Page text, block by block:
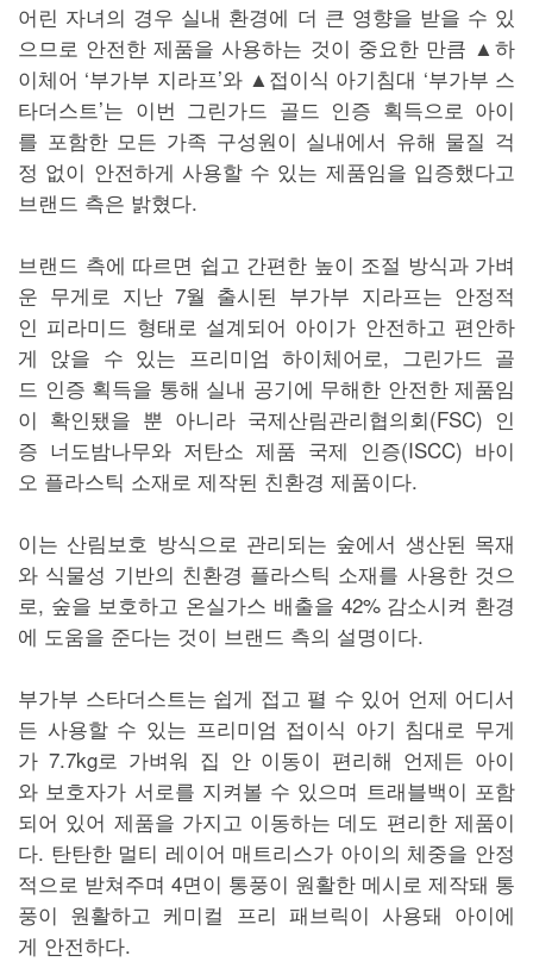
어린 자녀의 경우 실내 환경에 더 큰 영향을 받을 수 있
으므로 안전한 제품을 사용하는 것이 중요한 만큼 ▲하
이체어 ‘부가부 지라프’와 ▲접이식 아기침대 ‘부가부 스
타더스트’는 이번 그린가드 골드 인증 획득으로 아이
를 포함한 모든 가족 구성원이 실내에서 유해 물질 걱
정 없이 안전하게 사용할 수 있는 제품임을 입증했다고
브랜드 측은 밝혔다.
브랜드 측에 따르면 쉽고 간편한 높이 조절 방식과 가벼
운 무게로 지난 7월 출시된 부가부 지라프는 안정적
인 피라미드 형태로 설계되어 아이가 안전하고 편안하
게 앉을 수 있는 프리미엄 하이체어로, 그린가드 골
드 인증 획득을 통해 실내 공기에 무해한 안전한 제품임
이 확인됐을 뿐 아니라 국제산림관리협의회(FSC) 인
증 너도밤나무와 저탄소 제품 국제 인증(ISCC) 바이
오 플라스틱 소재로 제작된 친환경 제품이다.
이는 산림보호 방식으로 관리되는 숲에서 생산된 목재
와 식물성 기반의 친환경 플라스틱 소재를 사용한 것으
로, 숲을 보호하고 온실가스 배출을 42% 감소시켜 환경
에 도움을 준다는 것이 브랜드 측의 설명이다.
부가부 스타더스트는 쉽게 접고 펼 수 있어 언제 어디서
든 사용할 수 있는 프리미엄 접이식 아기 침대로 무게
가 7.7kg로 가벼워 집 안 이동이 편리해 언제든 아이
와 보호자가 서로를 지켜볼 수 있으며 트래블백이 포함
되어 있어 제품을 가지고 이동하는 데도 편리한 제품이
다. 탄탄한 멀티 레이어 매트리스가 아이의 체중을 안정
적으로 받쳐주며 4면이 통풍이 원활한 메시로 제작돼 통
풍이 원활하고 케미컬 프리 패브릭이 사용돼 아이에
게 안전하다.